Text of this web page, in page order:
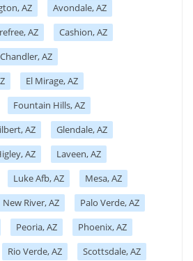
AZ
Avondale, AZ
AZ
Cashion, AZ
Chandler, AZ
El Mirage, AZ
Fountain Hills, AZ
AZ
Glendale, AZ
AZ
Laveen, AZ
Luke Afb, AZ
Mesa, AZ
New River, AZ
Palo Verde, AZ
Peoria, AZ
Phoenix, AZ
Rio Verde, AZ
Scottsdale, AZ